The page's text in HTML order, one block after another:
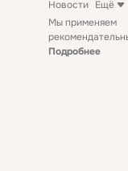
Новости Ещё
Мы применяем
Подробнее